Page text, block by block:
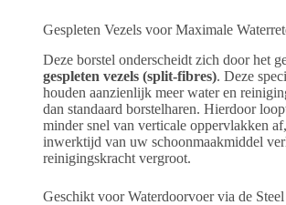
Gespleten Vezels voor Maximale
Deze borstel onderscheidt zich door het
gespleten vezels (split-fibres). Deze
houden aanzienlijk meer water en
dan standaard borstelharen. Hierdoor
minder snel van verticale oppervlakken
inwerktijd van uw schoonmaakmiddel
reinigingskracht vergroot.
Geschikt voor Waterdoorvoer via de Steel